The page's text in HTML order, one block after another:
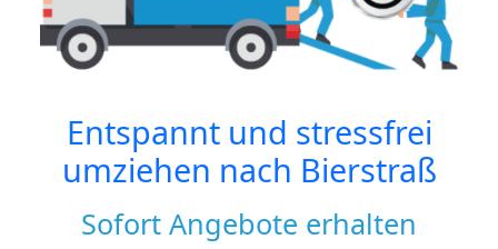
Entspannt und stressfrei
umziehen nach Bierstraß
Sofort Angebote erhalten